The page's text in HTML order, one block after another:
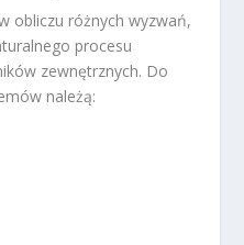
obliczu różnych wyzwań,
procesu
zewnętrznych. Do
należą: